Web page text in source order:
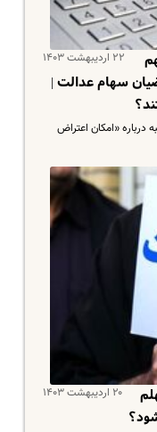
۲۲ اردیبهشت ۱۴۰۳
سهام عدالت |
درباره «امکان اعتراض
۲۰ اردیبهشت ۱۴۰۳